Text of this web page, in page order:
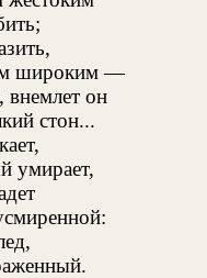
широким —
он
стон...
умирает,